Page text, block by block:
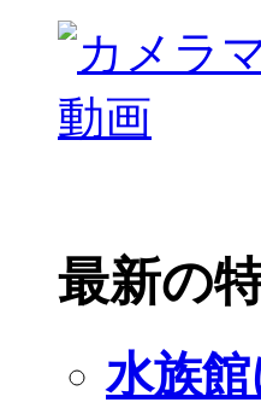
最新の
水族館